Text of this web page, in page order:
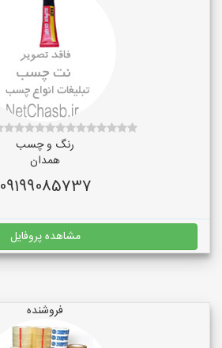
رنگ و چسب
همدان
09199085737
مشاهده پروفایل
فروشنده